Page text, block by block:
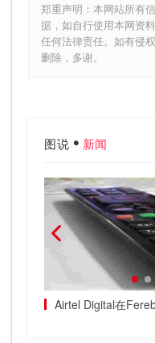
郑重声明：本网站所有
据，如自行使用本网资
任何法律责任。如有侵
删除，多谢。
图说 新闻
Airtel Digital在